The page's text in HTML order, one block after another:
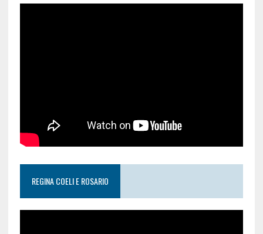
REGINA COELI E ROSARIO